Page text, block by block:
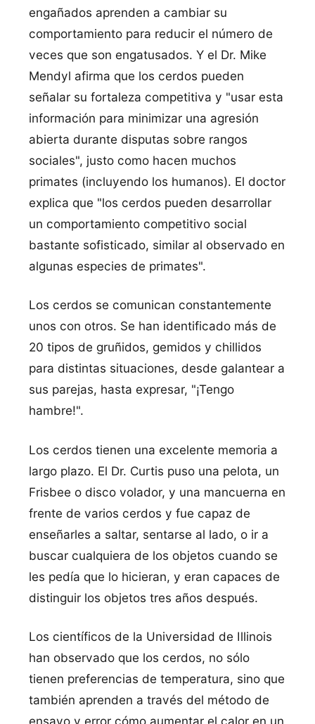
engañados aprenden a cambiar su
comportamiento para reducir el número de
veces que son engatusados. Y el Dr. Mike
Mendyl afirma que los cerdos pueden
señalar su fortaleza competitiva y "usar esta
información para minimizar una agresión
abierta durante disputas sobre rangos
sociales", justo como hacen muchos
primates (incluyendo los humanos). El doctor
explica que "los cerdos pueden desarrollar
un comportamiento competitivo social
bastante sofisticado, similar al observado en
algunas especies de primates".
Los cerdos se comunican constantemente
unos con otros. Se han identificado más de
20 tipos de gruñidos, gemidos y chillidos
para distintas situaciones, desde galantear a
sus parejas, hasta expresar, "¡Tengo
hambre!".
Los cerdos tienen una excelente memoria a
largo plazo. El Dr. Curtis puso una pelota, un
Frisbee o disco volador, y una mancuerna en
frente de varios cerdos y fue capaz de
enseñarles a saltar, sentarse al lado, o ir a
buscar cualquiera de los objetos cuando se
les pedí­a que lo hicieran, y eran capaces de
distinguir los objetos tres años después.
Los cientí­ficos de la Universidad de Illinois
han observado que los cerdos, no sólo
tienen preferencias de temperatura, sino que
también aprenden a través del método de
ensayo y error cómo aumentar el calor en un